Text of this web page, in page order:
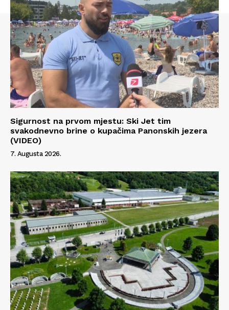
Info
O nama
Kontakt
Impressum
Sigurnost na prvom mjestu: Ski Jet tim
svakodnevno brine o kupačima Panonskih jezera
(VIDEO)
7. Augusta 2026.